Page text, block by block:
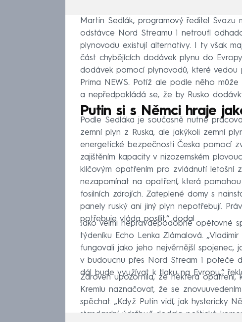
Martin Sedlák, programový ředitel Svazu
odstávce Nord Streamu 1 netroufl
plynovodu existují alternativy. I ty však
část chybějících dodávek plynu do
dodávek pomocí plynovodů, které vedou
Prima NEWS. Potíž ale podle něho
a nepředpokládá se, že by Rusko
Putin si s Němci hraje
Podle Sedláka je současně nutné
zemní plyn z Ruska, ale jakýkoli zemní
energetické bezpečnosti Česka pomocí
zajištěním kapacity v nizozemském
klíčovým opatřením pro zvládnutí letošní
nezapomínat na opatření, která
fosilních zdrojích. Zateplené domy s
panely ruský ani jiný plyn nepotřebují.
potřebuje vláda posílit,“ dodal.
Jako velmi nepravděpodobné opětovné
týdeníku Echo Lenka Zlámalová.
fungovali jako jeho nejvěrnější spojenec,
v budoucnu přes Nord Stream 1 poteče
dál bude využívat k tlaku na Evropu,“
Zároveň upozornila, že některá opatření,
Kremlu naznačovat, že se
spěchat. „Když Putin vidí, jak hystericky
standardní údržbu,“ dodala politická